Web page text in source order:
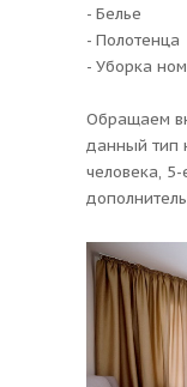
- Белье
- Полотенца
- Уборка
Обращаем
данный тип
человека,